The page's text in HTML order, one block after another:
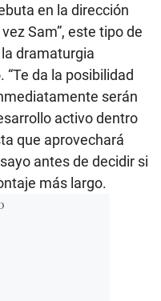
en la dirección
Sam”, este tipo de
dramaturgia
da la posibilidad
serán
activo dentro
que aprovechará
antes de decidir si
más largo.